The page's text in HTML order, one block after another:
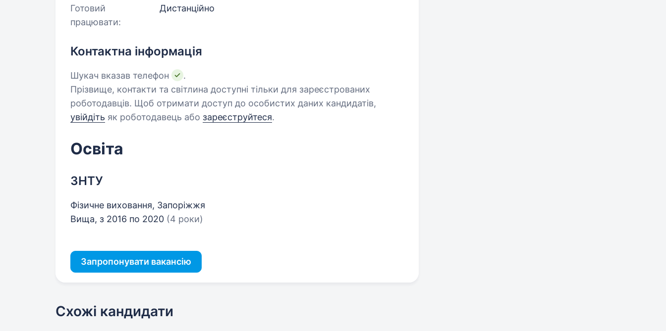
Готовий
працювати:
Дистанційно
Контактна інформація
Шукач вказав телефон
.
Прізвище, контакти та світлина доступні тільки для зареєстрованих
роботодавців. Щоб отримати доступ до особистих даних кандидатів,
увійдіть як роботодавець або зареєструйтеся.
Освіта
ЗНТУ
Фізичне виховання, Запоріжжя
Вища, з 2016 по 2020 (4 роки)
Запропонувати вакансію
Схожі кандидати